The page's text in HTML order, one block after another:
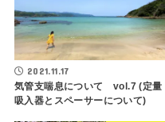
2021.11.17
気管支喘息について vol.7 (定量
吸入器とスペーサーについて)